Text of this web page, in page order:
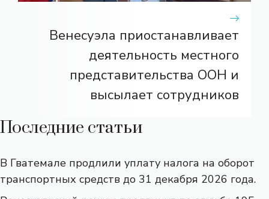
Венесуэла приостанавливает
деятельность местного
представительства ООН и
высылает сотрудников
Последние статьи
В Гватемале продлили уплату налога на оборот
транспортных средств до 31 декабря 2026 года.